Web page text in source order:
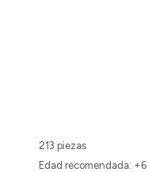
213 piezas
Edad recomendada: